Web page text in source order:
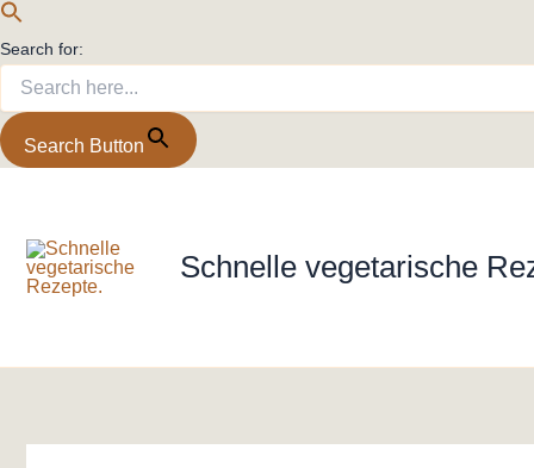
Search for:
Search Button
springen
Schnelle vegetarische